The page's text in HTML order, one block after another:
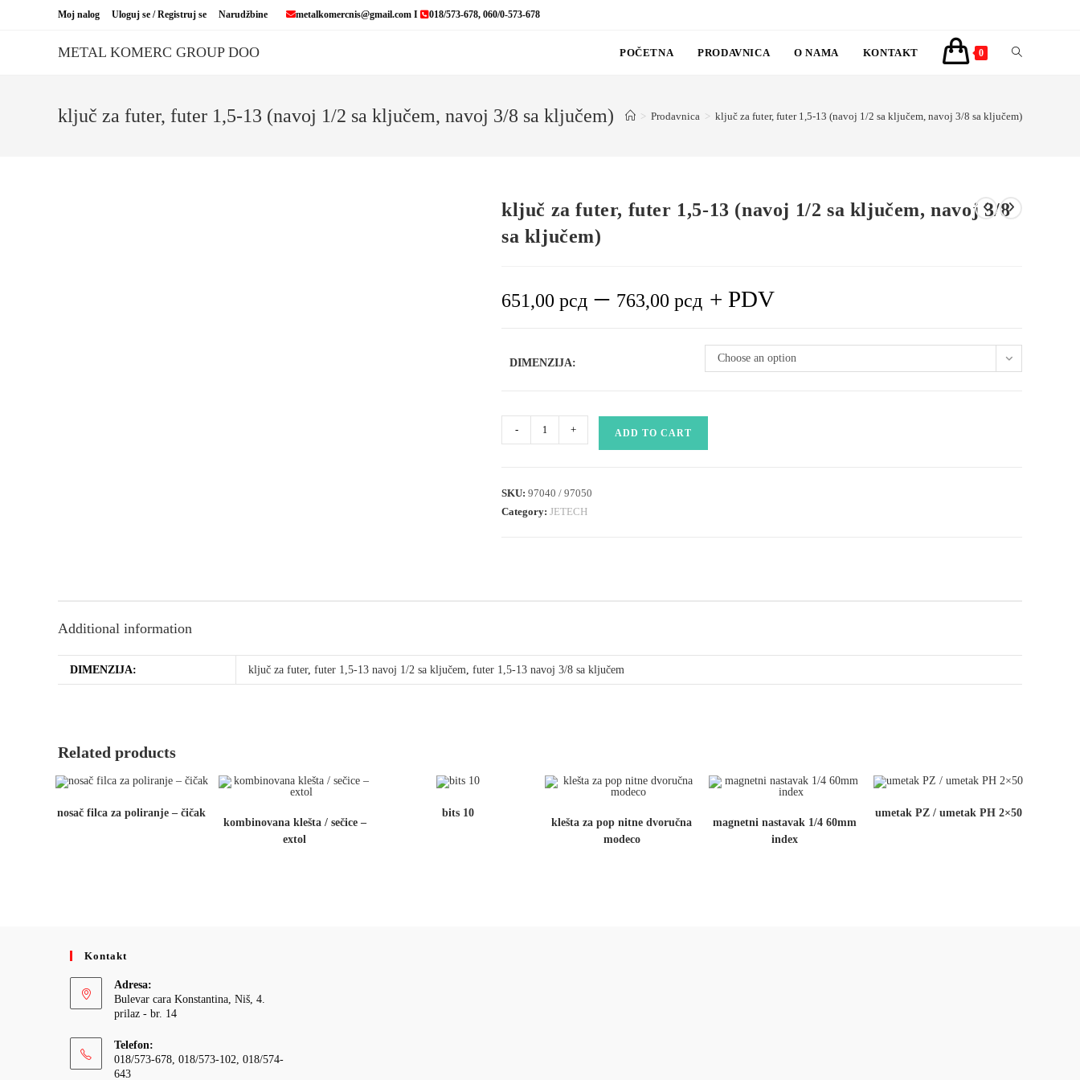
Moj nalog Uloguj se / Registruj se Narudžbine metalkomercnis@gmail.com I 018/573-678, 060/0-573-678
METAL KOMERC GROUP DOO POČETNA PRODAVNICA O NAMA KONTAKT 0 TOGGLE
ključ za futer, futer 1,5-13 (navoj 1/2 sa ključem, navoj 3/8 sa ključem) > Prodavnica > ključ za futer, futer 1,5-13 (navoj 1/2 sa ključem, navoj 3/8 sa ključem)
ključ za futer, futer 1,5-13 (navoj 1/2 sa ključem, navoj 3/8
sa ključem)
651,00 рсд – 763,00 рсд + PDV
DIMENZIJA: Choose an option
za
1,5-
sa
ključem)
- + ADD TO CART
SKU: 97040 / 97050
Category: JETECH
Additional information
DIMENZIJA: ključ za futer, futer 1,5-13 navoj 1/2 sa ključem, futer 1,5-13 navoj 3/8 sa ključem
Related products
nosač filca za poliranje – čičak
kombinovana klešta / sečice –
extol
bits 10
klešta za pop nitne dvoručna
modeco
magnetni nastavak 1/4 60mm
index
umetak PZ / umetak PH 2×50
Kontakt
Adresa:
Bulevar cara Konstantina, Niš, 4.
prilaz - br. 14
Telefon:
018/573-678, 018/573-102, 018/574-
643